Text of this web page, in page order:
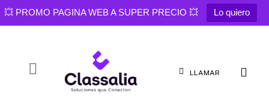
💥 PROMO PAGINA WEB A SUPER PRECIO 💥 Lo quiero
LLAMAR